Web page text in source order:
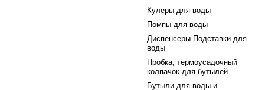
Кулеры для воды
Помпы для воды
Диспенсеры Подставки для
воды
Пробка, термоусадочный
колпачок для бутылей
Бутыли для воды и